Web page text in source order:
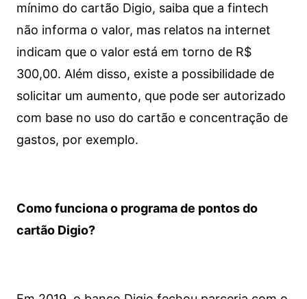
mínimo do cartão Digio, saiba que a fintech
não informa o valor, mas relatos na internet
indicam que o valor está em torno de R$
300,00. Além disso, existe a possibilidade de
solicitar um aumento, que pode ser autorizado
com base no uso do cartão e concentração de
gastos, por exemplo.
Como funciona o programa de pontos do
cartão Digio?